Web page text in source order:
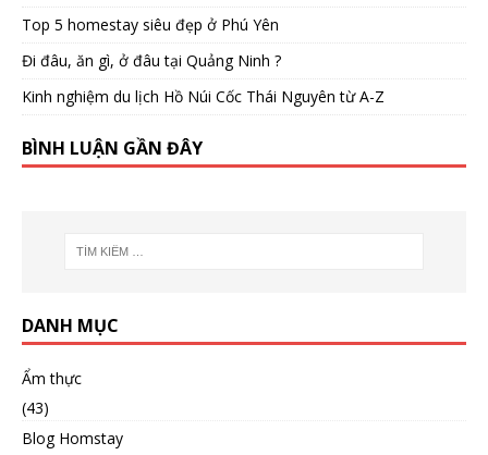
Top 5 homestay siêu đẹp ở Phú Yên
Đi đâu, ăn gì, ở đâu tại Quảng Ninh ?
Kinh nghiệm du lịch Hồ Núi Cốc Thái Nguyên từ A-Z
BÌNH LUẬN GẦN ĐÂY
DANH MỤC
Ẩm thực
(43)
Blog Homstay